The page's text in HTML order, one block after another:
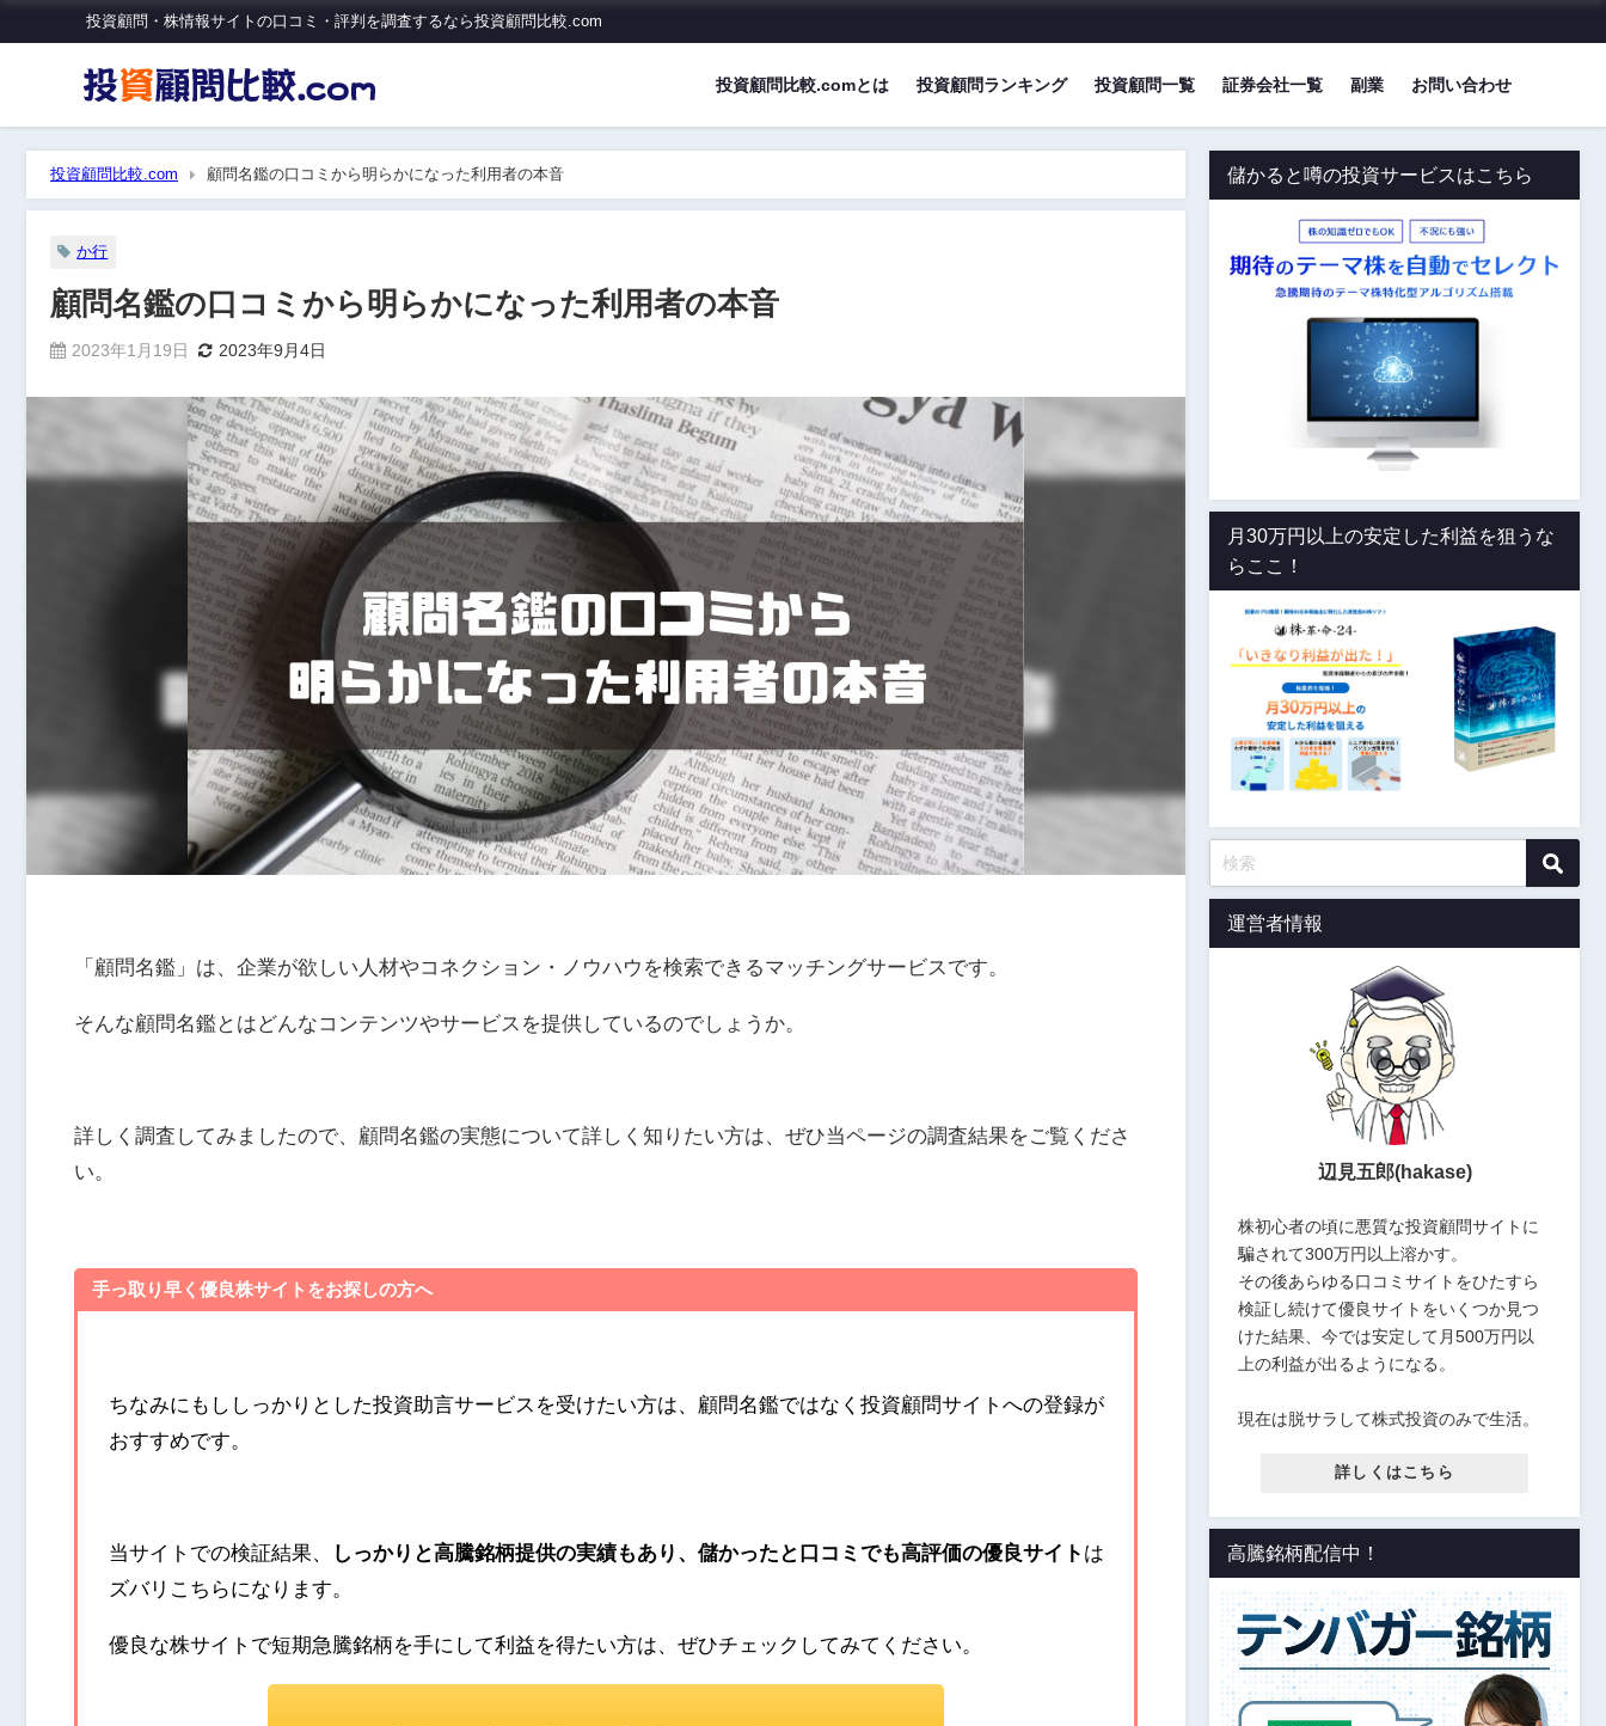
投資顧問・株情報サイトの口コミ・評判を調査するなら投資顧問比較.com
投資顧問比較.comとは 投資顧問ランキング 投資顧問一覧 証券会社一覧 副業 お問い合わせ
投資顧問比較.com 顧問名鑑の口コミから明らかになった利用者の本音
か行
顧問名鑑の口コミから明らかになった利用者の本音
2023年1月19日 2023年9月4日
「顧問名鑑」は、企業が欲しい人材やコネクション・ノウハウを検索できるマッチングサービスです。
そんな顧問名鑑とはどんなコンテンツやサービスを提供しているのでしょうか。
詳しく調査してみましたので、顧問名鑑の実態について詳しく知りたい方は、ぜひ当ページの調査結果をご覧くださ
い。
手っ取り早く優良株サイトをお探しの方へ
ちなみにもししっかりとした投資助言サービスを受けたい方は、顧問名鑑ではなく投資顧問サイトへの登録が
おすすめです。
当サイトでの検証結果、 しっかりと高騰銘柄提供の実績もあり、儲かったと口コミでも高評価の優良サイト は
ズバリこちらになります。
優良な株サイトで短期急騰銘柄を手にして利益を得たい方は、ぜひチェックしてみてください。
儲かると噂の投資サービスはこちら
月30万円以上の安定した利益を狙うな
らここ！
運営者情報
辺見五郎(hakase)
株初心者の頃に悪質な投資顧問サイトに
騙されて300万円以上溶かす。
その後あらゆる口コミサイトをひたすら
検証し続けて優良サイトをいくつか見つ
けた結果、今では安定して月500万円以
上の利益が出るようになる。
現在は脱サラして株式投資のみで生活。
詳しくはこちら
高騰銘柄配信中！